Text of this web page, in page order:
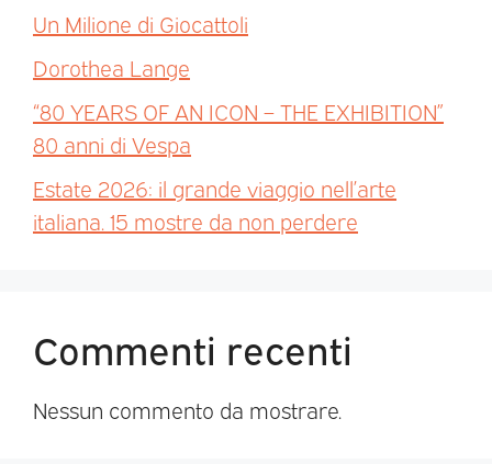
Un Milione di Giocattoli
Dorothea Lange
“80 YEARS OF AN ICON – THE EXHIBITION”
80 anni di Vespa
Estate 2026: il grande viaggio nell’arte
italiana. 15 mostre da non perdere
Commenti recenti
Nessun commento da mostrare.